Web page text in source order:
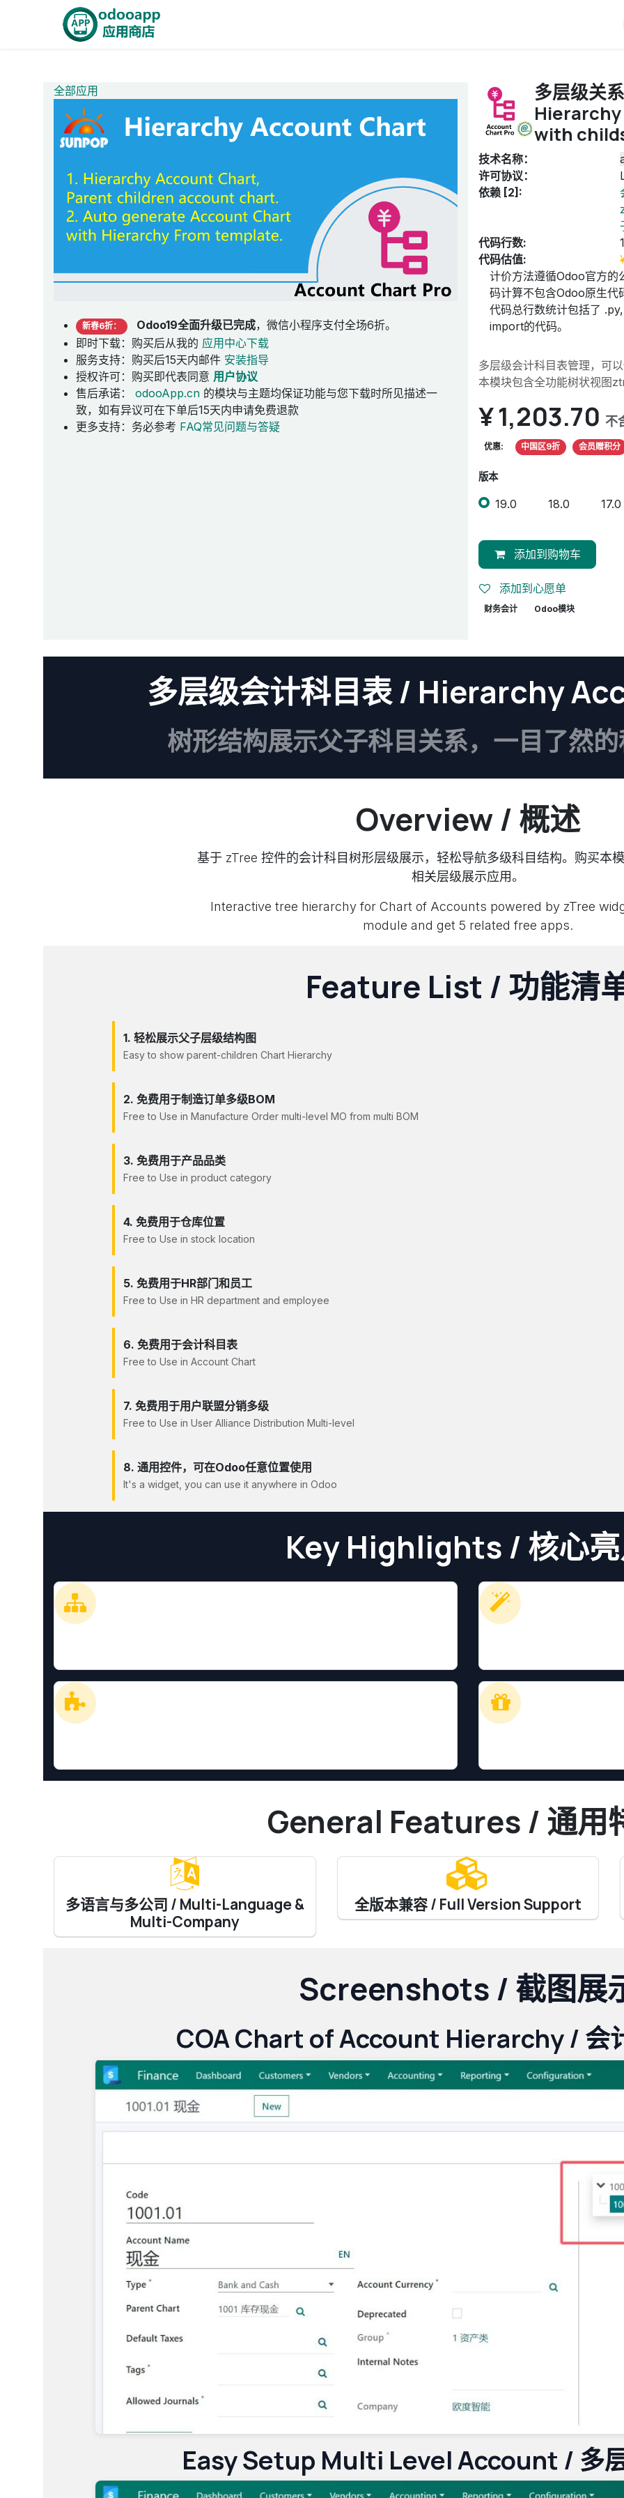
全部应用
新春6折： Odoo19全面升级已完成，微信小程序支付全场6折。
即时下载：购买后从我的 应用中心下载
服务支持：购买后15天内邮件 安装指导
授权许可：购买即代表同意 用户协议
售后承诺： odooApp.cn 的模块与主题均保证功能与您下载时所见描述一
致，如有异议可在下单后15天内申请免费退款
更多支持：务必参考 FAQ常见问题与答疑
多层级关
with
技术名称：
许可协议：
依赖 [2]:
代码行数:
代码估值:
计价方法遵循Odoo官方的
码计算不包含Odoo原生
代码总行数统计包括了
import的代码。
多层级会计科目表管理，可
本模块包含全功能树状视图
¥1,203.70 不
优惠: 中国区9折 会员赠积分
版本
19.0 18.0 17.0
添加到购物车
添加到心愿单
财务会计 Odoo模块
多层级会计科目表 / Hierarchy
树形结构展示父子科目关系，一目了然
Overview / 概述
基于 zTree 控件的会计科目树形层级展示，轻松导航多级科目结构。购买本
相关层级展示应用。
Interactive tree hierarchy for Chart of Accounts powered by zTree
module and get 5 related free apps.
Feature List / 功能清
1. 轻松展示父子层级结构图
Easy to show parent-children Chart Hierarchy
2. 免费用于制造订单多级BOM
Free to Use in Manufacture Order multi-level MO from multi BOM
3. 免费用于产品品类
Free to Use in product category
4. 免费用于仓库位置
Free to Use in stock location
5. 免费用于HR部门和员工
Free to Use in HR department and employee
6. 免费用于会计科目表
Free to Use in Account Chart
7. 免费用于用户联盟分销多级
Free to Use in User Alliance Distribution Multi-level
8. 通用控件，可在Odoo任意位置使用
It's a widget, you can use it anywhere in Odoo
Key Highlights / 核心
General Features / 通用
多语言与多公司 / Multi-Language &
Multi-Company
全版本兼容 / Full Version Support
Screenshots / 截图展
COA Chart of Account Hierarchy / 会
Easy Setup Multi Level Account / 多